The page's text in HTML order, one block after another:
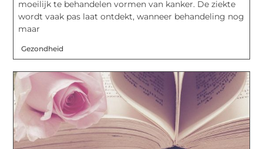
moeilijk te behandelen vormen van kanker. De ziekte
wordt vaak pas laat ontdekt, wanneer behandeling nog
maar
Gezondheid